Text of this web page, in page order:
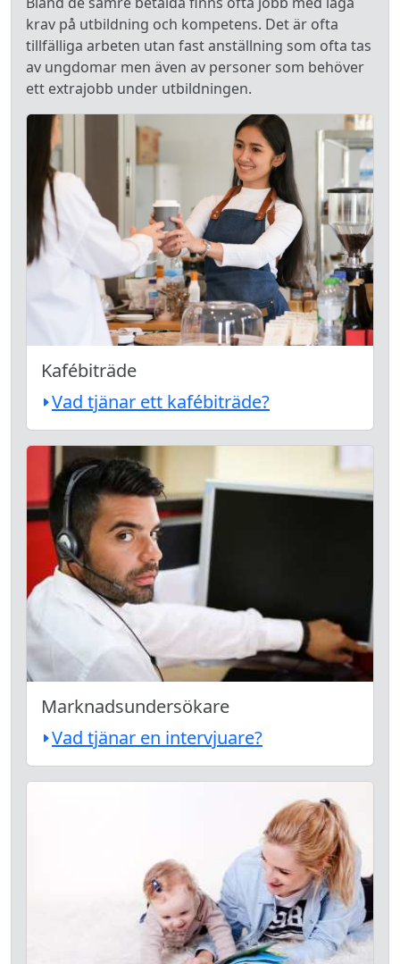
krav på utbildning och kompetens. Det är ofta
tillfälliga arbeten utan fast anställning som ofta tas
av ungdomar men även av personer som behöver
ett extrajobb under utbildningen.
Kafébiträde
Vad tjänar ett kafébiträde?
Marknadsundersökare
Vad tjänar en intervjuare?